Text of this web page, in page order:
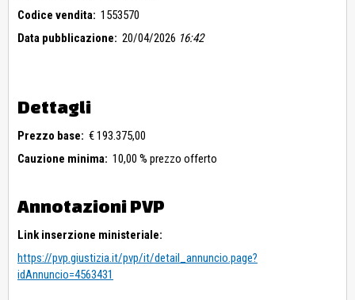
Codice vendita: 1553570
Data pubblicazione: 20/04/2026 16:42
Dettagli
Prezzo base: € 193.375,00
Cauzione minima: 10,00 % prezzo offerto
Annotazioni PVP
Link inserzione ministeriale:
https://pvp.giustizia.it/pvp/it/detail_annuncio.page?
idAnnuncio=4563431